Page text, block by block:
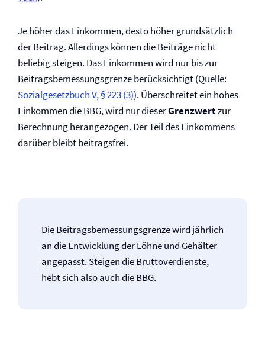
Je höher das Einkommen, desto höher grundsätzlich
der Beitrag. Allerdings können die Beiträge nicht
beliebig steigen. Das Einkommen wird nur bis zur
Beitragsbemessungsgrenze berücksichtigt (Quelle:
Sozialgesetzbuch V, § 223 (3)). Überschreitet ein hohes
Einkommen die BBG, wird nur dieserGrenzwertzur
Berechnung herangezogen. Der Teil des Einkommens
darüber bleibt beitragsfrei.
Die Beitragsbemessungsgrenze wird jährlich
an die Entwicklung der Löhne und Gehälter
angepasst. Steigen die Bruttoverdienste,
hebt sich also auch die BBG.